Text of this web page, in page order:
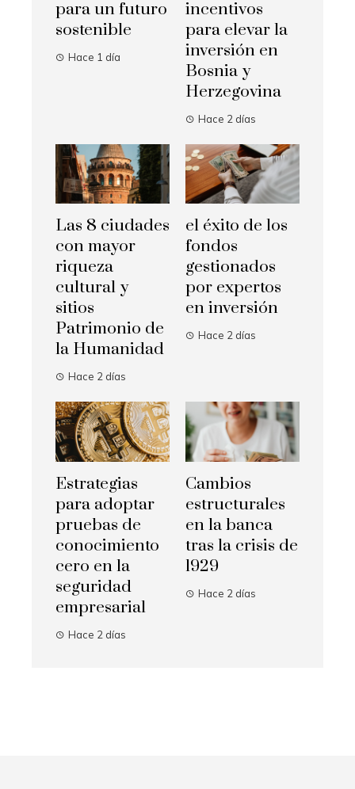
para un futuro
sostenible
Hace 1 día
incentivos
para elevar la
inversión en
Bosnia y
Herzegovina
Hace 2 días
Las 8 ciudades
con mayor
riqueza
cultural y
sitios
Patrimonio de
la Humanidad
Hace 2 días
el éxito de los
fondos
gestionados
por expertos
en inversión
Hace 2 días
Estrategias
para adoptar
pruebas de
conocimiento
cero en la
seguridad
empresarial
Hace 2 días
Cambios
estructurales
en la banca
tras la crisis de
1929
Hace 2 días